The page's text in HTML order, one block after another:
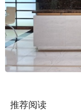
推荐阅读